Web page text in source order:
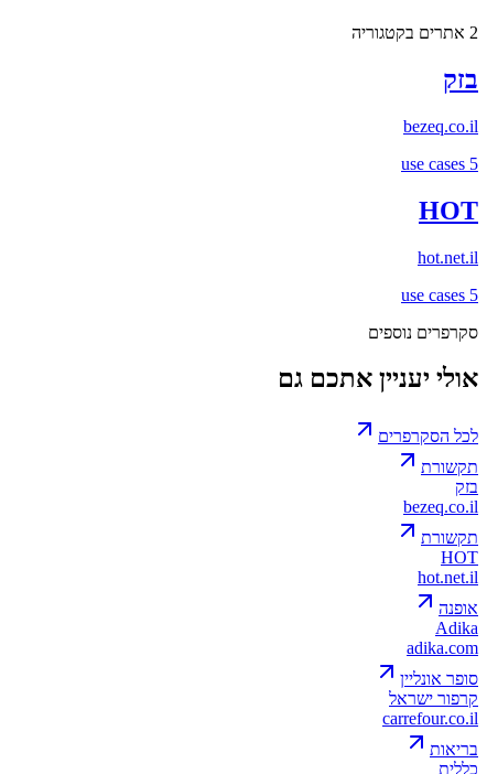
2 אתרים בקטגוריה
בזק
bezeq.co.il
5
HOT
hot.net.il
5
סקרפרים נוספים
אולי יעניין אתכם גם
לכל הסקרפרים
תקשורת
בזק
bezeq.co.il
תקשורת
HOT
hot.net.il
אופנה
Adika
adika.com
סופר אונליין
קרפור ישראל
carrefour.co.il
בריאות
כללית